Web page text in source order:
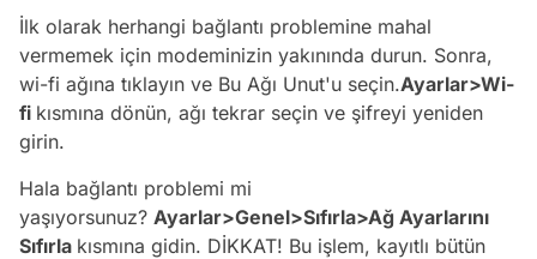
İlk olarak herhangi bağlantı problemine mahal
vermemek için modeminizin yakınında durun. Sonra,
wi-fi ağına tıklayın ve Bu Ağı Unut'u seçin.Ayarlar>Wi-
fi kısmına dönün, ağı tekrar seçin ve şifreyi yeniden
girin.
Hala bağlantı problemi mi
yaşıyorsunuz? Ayarlar>Genel>Sıfırla>Ağ Ayarlarını
Sıfırla kısmına gidin. DİKKAT! Bu işlem, kayıtlı bütün